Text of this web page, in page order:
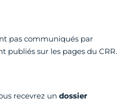
pas communiqués par
publiés sur les pages du CRR.
recevrez un dossier